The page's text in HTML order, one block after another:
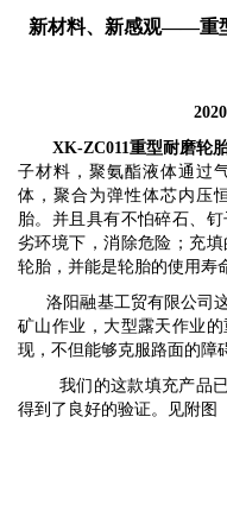
新材料、新感观——重
XK-ZC011重型耐磨轮
子材料，聚氨酯液体通过
体，聚合为弹性体芯内压
胎。并且具有不怕碎石、
劣环境下，消除危险；充
轮胎，并能是轮胎的使用寿
洛阳融基工贸有限公司这
矿山作业，大型露天作业
现，不但能够克服路面的障
我们的这款填充产品已
得到了良好的验证。见附图